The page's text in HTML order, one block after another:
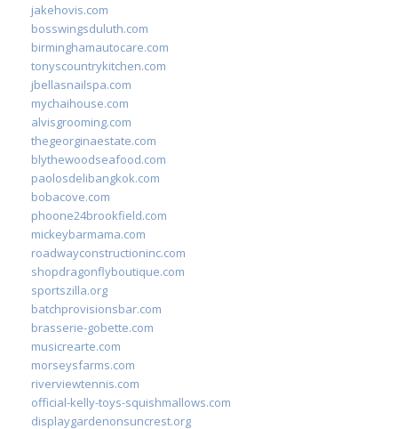
jakehovis.com
bosswingsduluth.com
birminghamautocare.com
tonyscountrykitchen.com
jbellasnailspa.com
mychaihouse.com
alvisgrooming.com
thegeorginaestate.com
blythewoodseafood.com
paolosdelibangkok.com
bobacove.com
phoone24brookfield.com
mickeybarmama.com
roadwayconstructioninc.com
shopdragonflyboutique.com
sportszilla.org
batchprovisionsbar.com
brasserie-gobette.com
musicrearte.com
morseysfarms.com
riverviewtennis.com
official-kelly-toys-squishmallows.com
displaygardenonsuncrest.org